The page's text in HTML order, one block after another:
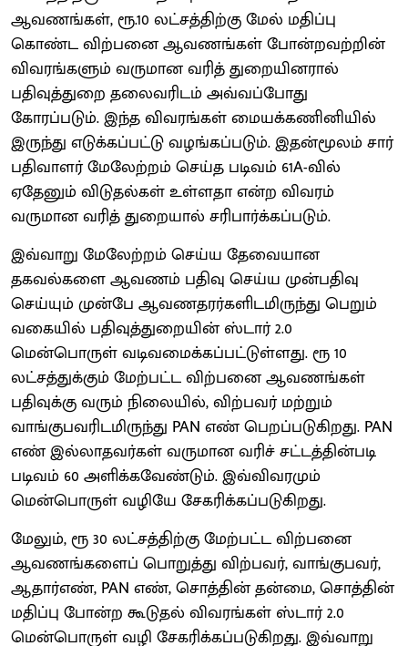
ஆவணங்கள், ரூ.10 லட்சத்திற்கு மேல் மதிப்பு
கொண்ட விற்பனை ஆவணங்கள் போன்றவற்றின்
விவரங்களும் வருமான வரித் துறையினரால்
பதிவுத்துறை தலைவரிடம் அவ்வப்போது
கோரப்படும். இந்த விவரங்கள் மையக்கணினியில்
இருந்து எடுக்கப்பட்டு வழங்கப்படும். இதன்மூலம் சார்
பதிவாளர் மேலேற்றம் செய்த படிவம் 61A-வில்
ஏதேனும் விடுதல்கள் உள்ளதா என்ற விவரம்
வருமான வரித் துறையால் சரிபார்க்கப்படும்.
இவ்வாறு மேலேற்றம் செய்ய தேவையான
தகவல்களை ஆவணம் பதிவு செய்ய முன்பதிவு
செய்யும் முன்பே ஆவணதரர்களிடமிருந்து பெறும்
வகையில் பதிவுத்துறையின் ஸ்டார் 2.0
மென்பொருள் வடிவமைக்கப்பட்டுள்ளது. ரூ 10
லட்சத்துக்கும் மேற்பட்ட விற்பனை ஆவணங்கள்
பதிவுக்கு வரும் நிலையில், விற்பவர் மற்றும்
வாங்குபவரிடமிருந்து PAN எண் பெறப்படுகிறது. PAN
எண் இல்லாதவர்கள் வருமான வரிச் சட்டத்தின்படி
படிவம் 60 அளிக்கவேண்டும். இவ்விவரமும்
மென்பொருள் வழியே சேகரிக்கப்படுகிறது.
மேலும், ரூ 30 லட்சத்திற்கு மேற்பட்ட விற்பனை
ஆவணங்களைப் பொறுத்து விற்பவர், வாங்குபவர்,
ஆதார்எண், PAN எண், சொத்தின் தன்மை, சொத்தின்
மதிப்பு போன்ற கூடுதல் விவரங்கள் ஸ்டார் 2.0
மென்பொருள் வழி சேகரிக்கப்படுகிறது. இவ்வாறு